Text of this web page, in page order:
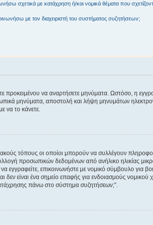
σχετικά με κατάχρηση ή/και νομικά θέματα που
με τον διαχειριστή του συστήματος συζητήσεων;
προκειμένου να αναρτήσετε μηνύματα. Ωστόσο, η
μηνύματα, αποστολή και λήψη μηνυμάτων
να το κάνετε.
τόπους οι οποίοι μπορούν να συλλέγουν
προσωπικών δεδομένων από ανήλικο ηλικίας
εγγραφείτε, επικοινωνήστε με νομικό σύμβουλο για
είναι ένα σημείο επαφής για ενδοιασμούς
πάνω στο σύστημα συζητήσεων;”.